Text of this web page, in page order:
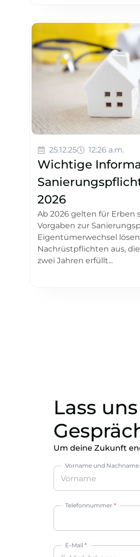
25.12.25 12:26 a.m.
Wichtige
2026
Ab 2026 gelten für Erben
Vorgaben zur
Eigentümerwechsel
Nachrüstpflichten aus,
zwei Jahren erfüllt...
Lass
Um deine Zukunft
Vorname und Nachname
Vorname
Telefonnummer *
E-Mail *